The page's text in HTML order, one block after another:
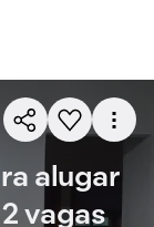
alugar
vagas